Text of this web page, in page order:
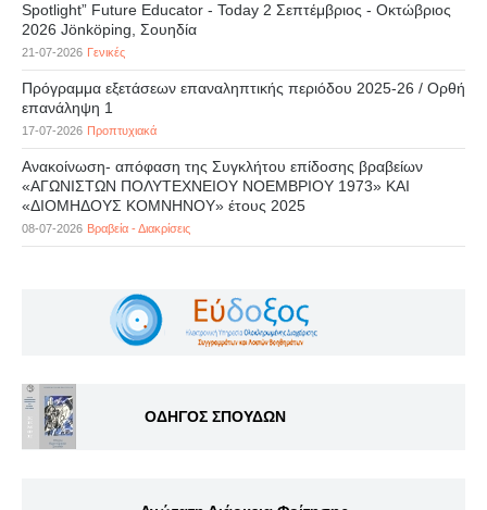
Spotlight” Future Educator - Today 2 Σεπτέμβριος - Οκτώβριος
2026 Jönköping, Σουηδία
21-07-2026 Γενικές
Πρόγραμμα εξετάσεων επαναληπτικής περιόδου 2025-26 / Ορθή
επανάληψη 1
17-07-2026 Προπτυχιακά
Ανακοίνωση- απόφαση της Συγκλήτου επίδοσης βραβείων
«ΑΓΩΝΙΣΤΩΝ ΠΟΛΥΤΕΧΝΕΙΟΥ ΝΟΕΜΒΡΙΟΥ 1973» ΚΑΙ
«ΔΙΟΜΗΔΟΥΣ ΚΟΜΝΗΝΟΥ» έτους 2025
08-07-2026 Βραβεία - Διακρίσεις
ΟΔΗΓΟΣ ΣΠΟΥΔΩΝ